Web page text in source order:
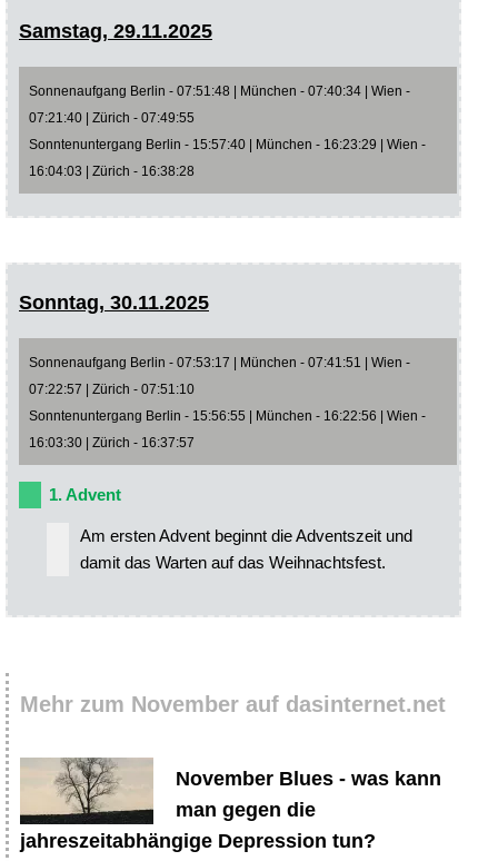
Samstag, 29.11.2025
Sonnenaufgang Berlin - 07:51:48 | München - 07:40:34 | Wien -
07:21:40 | Zürich - 07:49:55
Sonntenuntergang Berlin - 15:57:40 | München - 16:23:29 | Wien -
16:04:03 | Zürich - 16:38:28
Sonntag, 30.11.2025
Sonnenaufgang Berlin - 07:53:17 | München - 07:41:51 | Wien -
07:22:57 | Zürich - 07:51:10
Sonntenuntergang Berlin - 15:56:55 | München - 16:22:56 | Wien -
16:03:30 | Zürich - 16:37:57
1. Advent
Am ersten Advent beginnt die Adventszeit und
damit das Warten auf das Weihnachtsfest.
Mehr zum November auf dasinternet.net
November Blues - was kann
man gegen die
jahreszeitabhängige Depression tun?